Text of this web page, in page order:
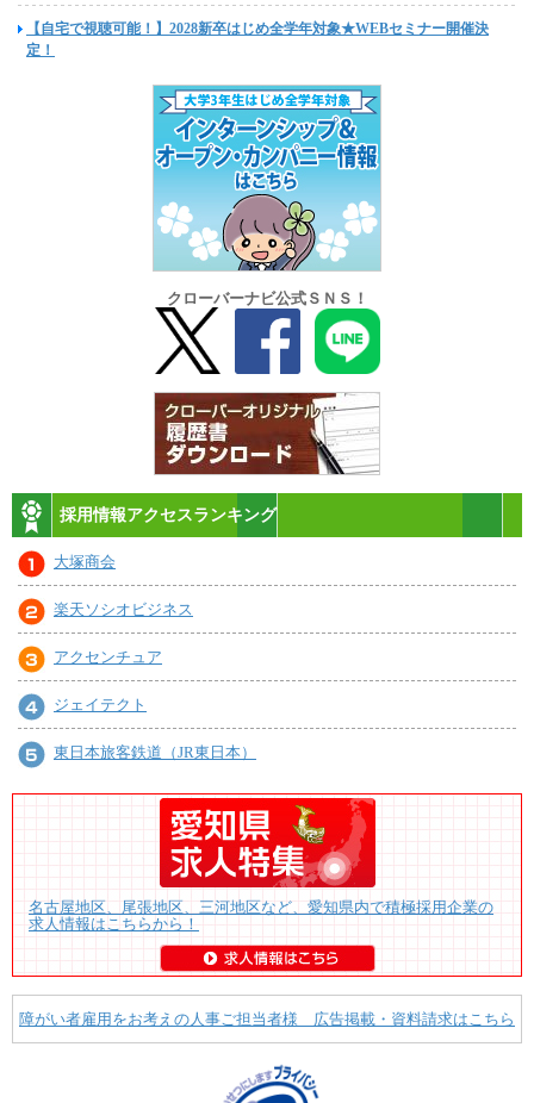
【自宅で視聴可能！】2028新卒はじめ全学年対象★WEBセミナー開催決
定！
クローバーナビ公式ＳＮＳ！
採用情報アクセスランキング
大塚商会
楽天ソシオビジネス
アクセンチュア
ジェイテクト
東日本旅客鉄道（JR東日本）
名古屋地区、尾張地区、三河地区など、愛知県内で積極採用企業の
求人情報はこちらから！
障がい者雇用をお考えの人事ご担当者様 広告掲載・資料請求はこちら